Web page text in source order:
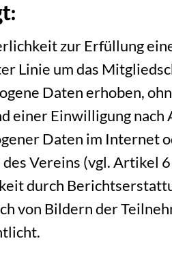
zur Erfüllung
Linie um das
Daten erhoben,
einer Einwilligung nach
Daten im Internet
Vereins (vgl. Artikel 6
durch
von Bildern der